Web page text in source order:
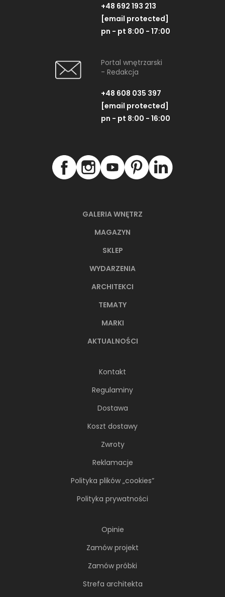
GALERIA WNĘTRZ
MAGAZYN
SKLEP
WYDARZENIA
ARCHITEKCI
TEMATY
MARKI
AKTUALNOŚCI
Kontakt
Regulaminy
Dostawa
Koszt dostawy
Zwroty
Reklamacje
Polityka plików „cookies”
Polityka prywatności
Opinie
Zamów projekt
Zamów próbki
Strefa architekta
+48 692 193 213
[email protected]
pn - pt 8:00 - 17:00
Portal wnętrzarski
- Redakcja
+48 608 035 397
[email protected]
pn - pt 8:00 - 16:00